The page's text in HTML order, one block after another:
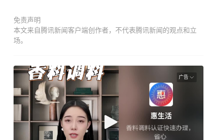
免责声明
本文来自腾讯新闻客户端创作者，不代表腾讯新闻的观点和立
场。
广告